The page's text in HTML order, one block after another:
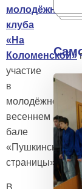
молодёжного
клуба
«На
Коломенской»
участие
в
молодёжном
весеннем
бале
«Пушкинские
страницы»